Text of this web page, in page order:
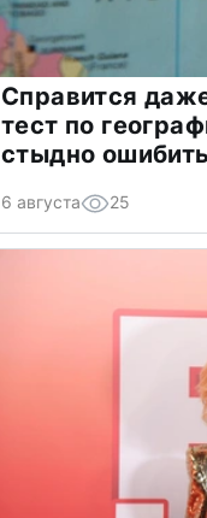
Справится
тест по
стыдно
6 августа 25